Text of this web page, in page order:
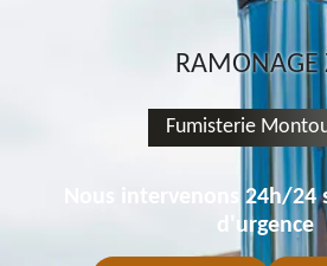
RAMONAGE
Fumisterie
Nous intervenons 24h/24
d'urgence